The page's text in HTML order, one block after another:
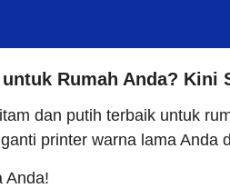
Rumah Anda? Kini
dan putih terbaik untuk
printer warna lama Anda
Anda!